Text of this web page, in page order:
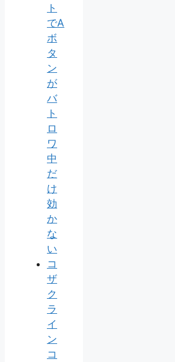
ト
でA
ボ
タ
ン
が
バ
ト
ロ
ワ
中
だ
け
効
か
な
い
コ
ザ
ク
ラ
イ
ン
コ